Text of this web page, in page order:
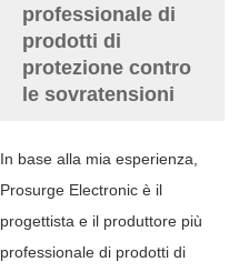
professionale di
prodotti di
protezione contro
le sovratensioni
In base alla mia esperienza,
Prosurge Electronic è il
progettista e il produttore più
professionale di prodotti di